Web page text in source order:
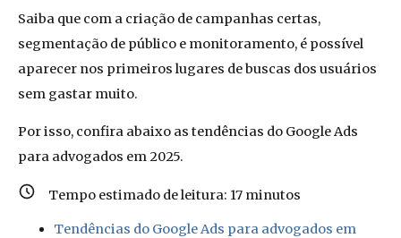
Saiba que com a criação de campanhas certas,
segmentação de público e monitoramento, é possível
aparecer nos primeiros lugares de buscas dos usuários
sem gastar muito.
Por isso, confira abaixo as tendências do Google Ads
para advogados em 2025.
Tempo estimado de leitura: 17 minutos
Tendências do Google Ads para advogados em